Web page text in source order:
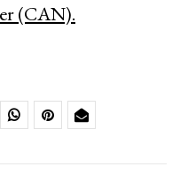
(CAN).